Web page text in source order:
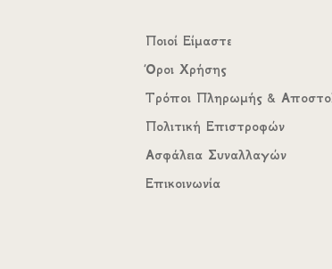
Ποιοί Είμαστε
Όροι Χρήσης
Τρόποι Πληρωμής &
Πολιτική Επιστροφών
Ασφάλεια Συναλλαγών
Επικοινωνία